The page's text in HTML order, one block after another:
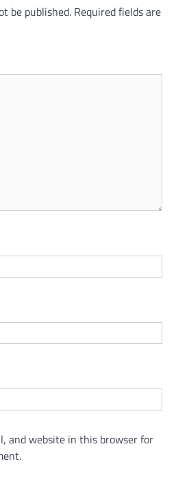
be published. Required fields are
and website in this browser for